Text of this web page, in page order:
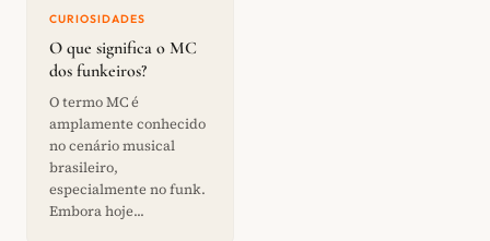
CURIOSIDADES
O que significa o MC
dos funkeiros?
O termo MC é
amplamente conhecido
no cenário musical
brasileiro,
especialmente no funk.
Embora hoje...